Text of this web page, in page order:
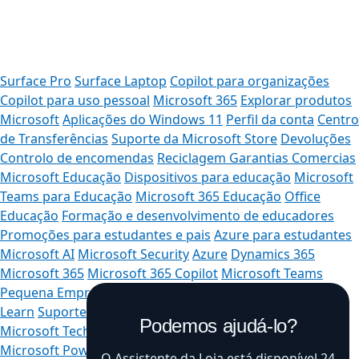
Surface Pro Surface Laptop Copilot para organizações
Copilot para uso pessoal Microsoft 365 Explorar produtos
MicrosoftAplicações do Windows 11 Perfil da conta Centro
de Transferências Suporte da Microsoft Store Devoluções
Controlo de encomendas Reciclagem Garantias Comercias
Microsoft Educação Dispositivos para educação Microsoft
Teams para Educação Microsoft 365 Educação Office
Educação Formação e desenvolvimento de educadores
Promoções para estudantes e pais Azure para estudantes
Microsoft AI Microsoft SecurityAzure Dynamics 365
Microsoft 365 Microsoft 365 Copilot Microsoft Teams
Pequena Empresa
Learn Suporte para aplicações do marketplace de IA
Microsoft Tech CommunityMicrosoft Marketplace
Microsoft Power Platform
Empresas de software Visual
Podemos ajudá-lo?